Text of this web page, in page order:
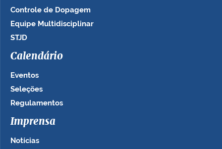
Controle de Dopagem
Equipe Multidisciplinar
STJD
Calendário
Eventos
Seleções
Regulamentos
Imprensa
Notícias